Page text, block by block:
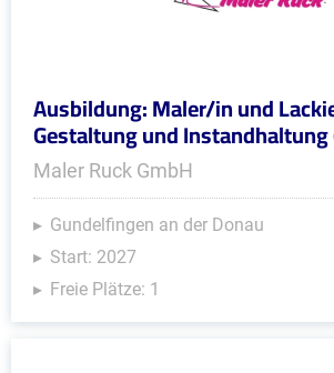
Ausbildung: Maler/in und
Gestaltung und
Maler Ruck GmbH
Gundelfingen an der Donau
Start: 2027
Freie Plätze: 1